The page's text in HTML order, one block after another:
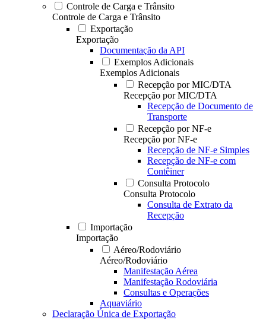
Controle de Carga e Trânsito
Controle de Carga e Trânsito
Exportação
Exportação
Documentação da API
Exemplos Adicionais
Exemplos Adicionais
Recepção por MIC/DTA
Recepção por MIC/DTA
Recepção de Documento de
Transporte
Recepção por NF-e
Recepção por NF-e
Recepção de NF-e Simples
Recepção de NF-e com
Contêiner
Consulta Protocolo
Consulta Protocolo
Consulta de Extrato da
Recepção
Importação
Importação
Aéreo/Rodoviário
Aéreo/Rodoviário
Manifestação Aérea
Manifestação Rodoviária
Consultas e Operações
Aquaviário
Declaração Única de Exportação